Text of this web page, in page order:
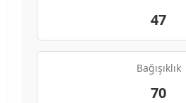
47
Bağışıklık
70